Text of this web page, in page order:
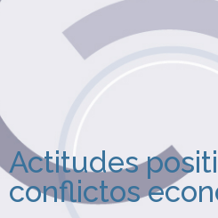
Actitudes
conflictos